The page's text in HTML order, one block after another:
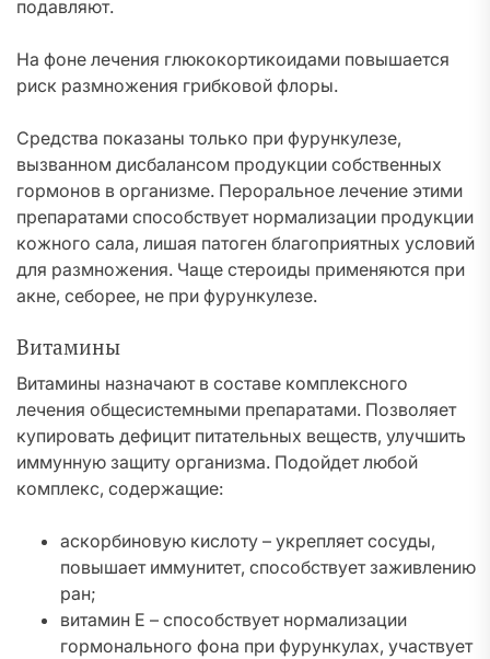
подавляют.
На фоне лечения глюкокортикоидами повышается
риск размножения грибковой флоры.
Средства показаны только при фурункулезе,
вызванном дисбалансом продукции собственных
гормонов в организме. Пероральное лечение этими
препаратами способствует нормализации продукции
кожного сала, лишая патоген благоприятных условий
для размножения. Чаще стероиды применяются при
акне, себорее, не при фурункулезе.
Витамины
Витамины назначают в составе комплексного
лечения общесистемными препаратами. Позволяет
купировать дефицит питательных веществ, улучшить
иммунную защиту организма. Подойдет любой
комплекс, содержащие:
аскорбиновую кислоту – укрепляет сосуды,
повышает иммунитет, способствует заживлению
ран;
витамин Е – способствует нормализации
гормонального фона при фурункулах, участвует